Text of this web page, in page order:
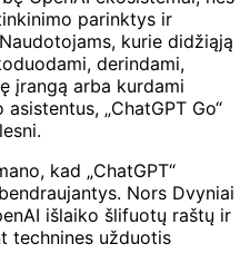
parinktys ir
kurie didžiąją
derindami,
įrangą arba kurdami
„ChatGPT Go“
kad „ChatGPT“
Nors Dvyniai
išlaiko šlifuotų raštų ir
technines užduotis